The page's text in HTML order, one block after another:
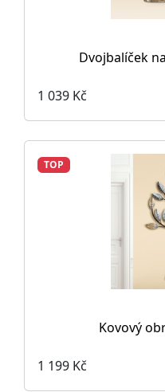
Dvojbalíček
1 039 Kč
TOP
Kovový
1 199 Kč